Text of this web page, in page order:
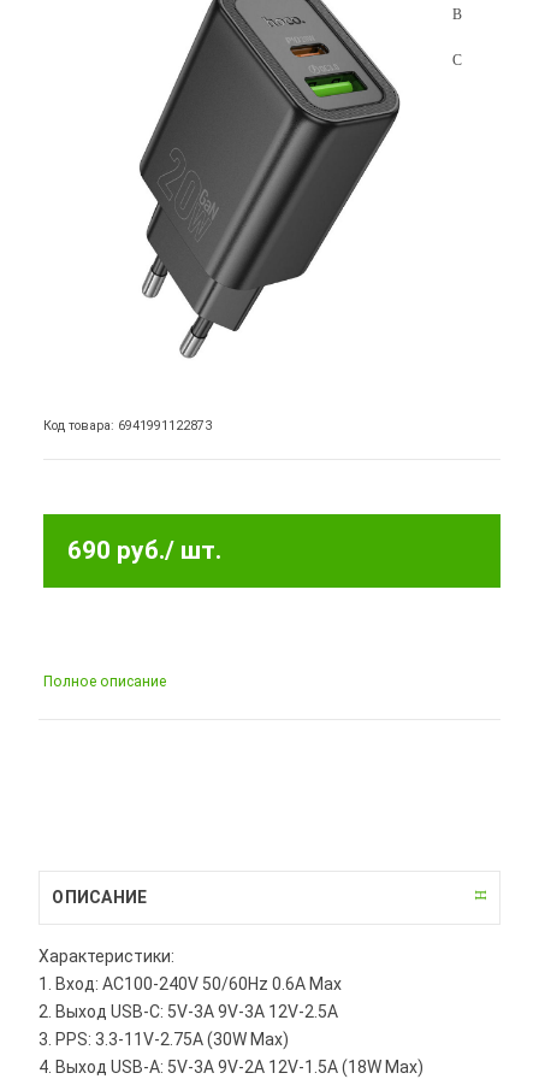
Код товара: 6941991122873
690 руб./ шт.
Полное описание
ОПИСАНИЕ
Характеристики:
1. Вход: AC100-240V 50/60Hz 0.6A Max
2. Выход USB-C: 5V-3A 9V-3A 12V-2.5A
3. PPS: 3.3-11V-2.75A (30W Max)
4. Выход USB-A: 5V-3A 9V-2A 12V-1.5A (18W Max)